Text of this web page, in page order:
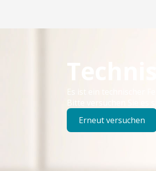
Es ist ein technischer
Bitte versuchen Sie es
Erneut versuchen